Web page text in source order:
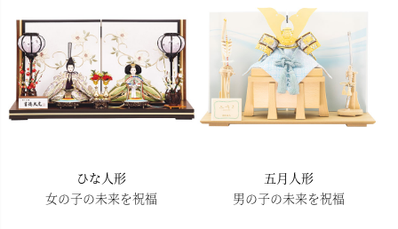
ひな人形
女の子の未来を祝福
五月人形
男の子の未来を祝福